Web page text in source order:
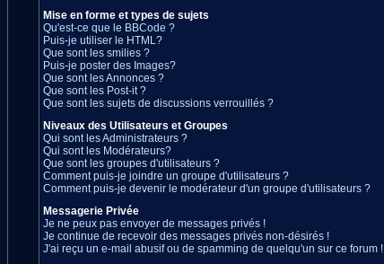
Mise en forme et types de sujets
Qu'est-ce que le BBCode ?
Puis-je utiliser le HTML?
Que sont les smilies ?
Puis-je poster des Images?
Que sont les Annonces ?
Que sont les Post-it ?
Que sont les sujets de discussions verrouillés ?
Niveaux des Utilisateurs et Groupes
Qui sont les Administrateurs ?
Qui sont les Modérateurs?
Que sont les groupes d'utilisateurs ?
Comment puis-je joindre un groupe d'utilisateurs ?
Comment puis-je devenir le modérateur d'un groupe d'utilisateurs ?
Messagerie Privée
Je ne peux pas envoyer de messages privés !
Je continue de recevoir des messages privés non-désirés !
J'ai reçu un e-mail abusif ou de spamming de quelqu'un sur ce forum !